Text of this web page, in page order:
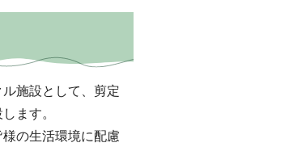
施設として、剪定
ます。
の生活環境に配慮